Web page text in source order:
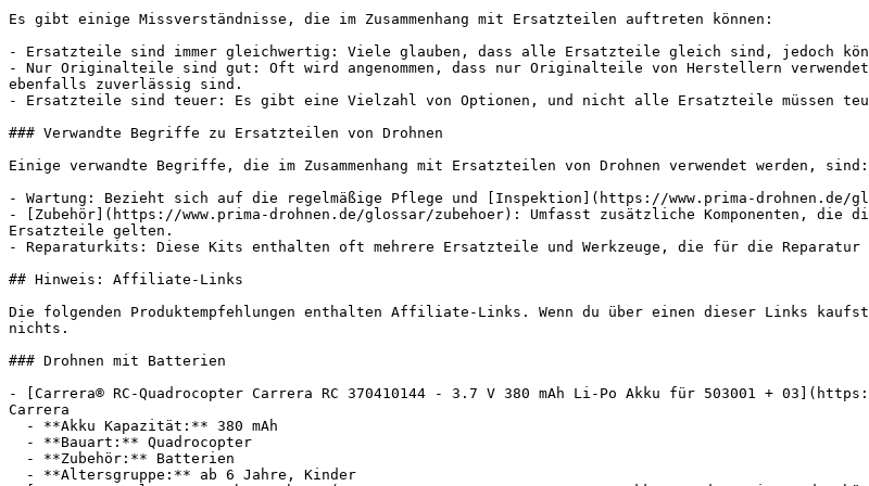
Es gibt einige Missverständnisse, die im Zusammenhang mit Ersatzteilen auftreten können:
- Ersatzteile sind immer gleichwertig: Viele glauben, dass alle Ersatzteile gleich sind, jedoch
- Nur Originalteile sind gut: Oft wird angenommen, dass nur Originalteile von Herstellern
ebenfalls zuverlässig sind.
- Ersatzteile sind teuer: Es gibt eine Vielzahl von Optionen, und nicht alle Ersatzteile müssen
### Verwandte Begriffe zu Ersatzteilen von Drohnen
Einige verwandte Begriffe, die im Zusammenhang mit Ersatzteilen von Drohnen verwendet werden, sind:
- Wartung: Bezieht sich auf die regelmäßige Pflege und [Inspektion](https://www.prima-drohnen.de/
- [Zubehör](https://www.prima-drohnen.de/glossar/zubehoer): Umfasst zusätzliche Komponenten,
Ersatzteile gelten.
- Reparaturkits: Diese Kits enthalten oft mehrere Ersatzteile und Werkzeuge, die für die Reparatur
## Hinweis: Affiliate-Links
Die folgenden Produktempfehlungen enthalten Affiliate-Links. Wenn du über einen dieser Links
nichts.
### Drohnen mit Batterien
- [Carrera® RC-Quadrocopter Carrera RC 370410144 - 3.7 V 380 mAh Li-Po Akku für 503001 +
Carrera